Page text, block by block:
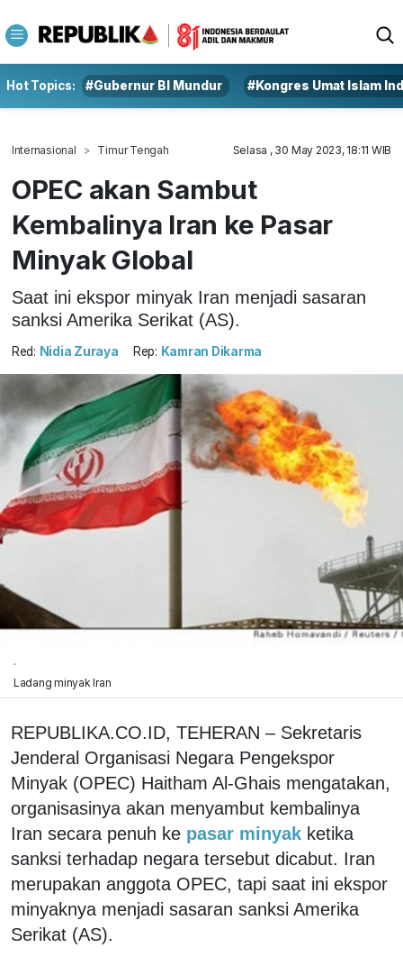
Hot Topics: #Gubernur BI Mundur #Kongres Umat Islam
Internasional Timur Tengah Selasa , 30 May 2023, 18:11 WIB
OPEC akan Sambut
Kembalinya Iran ke Pasar
Minyak Global
Saat ini ekspor minyak Iran menjadi sasaran
sanksi Amerika Serikat (AS).
Red: Nidia Zuraya Rep: Kamran Dikarma
.
Ladang minyak Iran
REPUBLIKA.CO.ID, TEHERAN – Sekretaris
Jenderal Organisasi Negara Pengekspor
Minyak (OPEC) Haitham Al-Ghais mengatakan,
organisasinya akan menyambut kembalinya
Iran secara penuh ke pasar minyak ketika
sanksi terhadap negara tersebut dicabut. Iran
merupakan anggota OPEC, tapi saat ini ekspor
minyaknya menjadi sasaran sanksi Amerika
Serikat (AS).